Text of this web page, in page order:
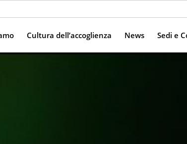
Cultura dell’accoglienza News Sedi e